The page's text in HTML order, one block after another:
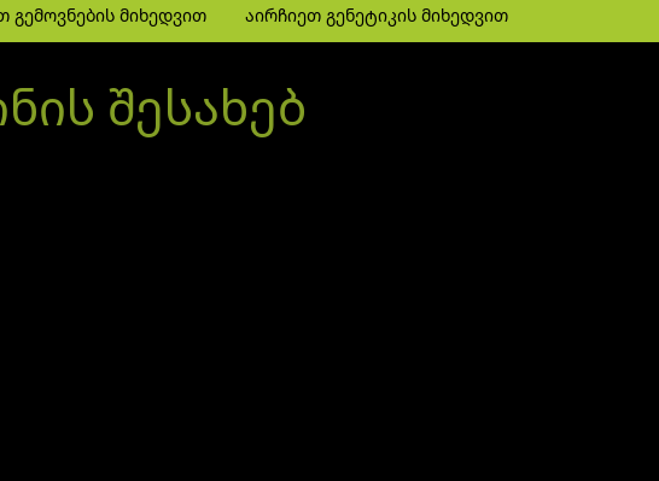
გემოვნების მიხედვით აირჩიეთ გენეტიკის მიხედვით
შესახებ